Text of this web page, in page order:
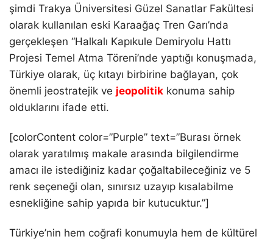
şimdi Trakya Üniversitesi Güzel Sanatlar Fakültesi
olarak kullanılan eski Karaağaç Tren Garı’nda
gerçekleşen “Halkalı Kapıkule Demiryolu Hattı
Projesi Temel Atma Töreni’nde yaptığı konuşmada,
Türkiye olarak, üç kıtayı birbirine bağlayan, çok
önemli jeostratejik ve jeopolitik konuma sahip
olduklarını ifade etti.
[colorContent color=”Purple” text=”Burası örnek
olarak yaratılmış makale arasında bilgilendirme
amacı ile istediğiniz kadar çoğaltabileceğiniz ve 5
renk seçeneği olan, sınırsız uzayıp kısalabilme
esnekliğine sahip yapıda bir kutucuktur.”]
Türkiye’nin hem coğrafi konumuyla hem de kültürel